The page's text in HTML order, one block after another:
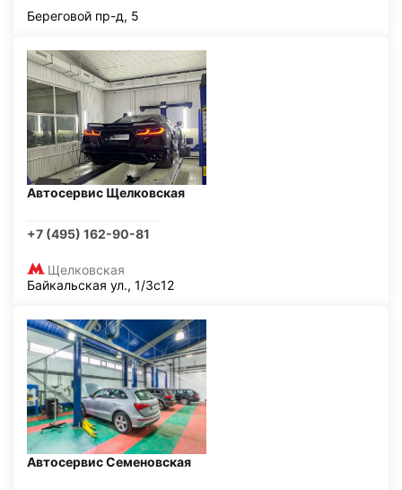
Береговой пр-д, 5
Автосервис Щелковская
+7 (495) 162-90-81
Щелковская
Байкальская ул., 1/3с12
Автосервис Семеновская